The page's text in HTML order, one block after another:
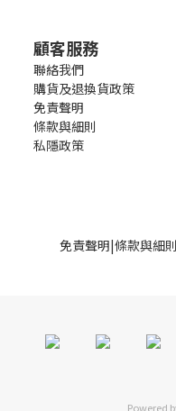
顧客服務
聯絡我們
購貨及退換貨政策
免責聲明
條款與細則
私隱政策
免責聲明|條款與細則
Powered